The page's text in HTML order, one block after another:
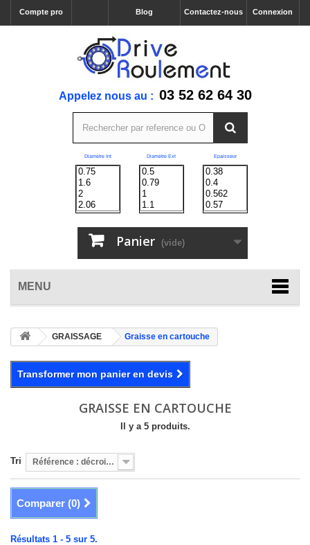
Compte pro Connexion
Contactez-nous
Blog
Appelez nous au : 03 52 62 64 30
Diamètre Int Diamètre Ext Epaisseur
Panier (vide)
MENU
GRAISSAGE Graisse en cartouche
Transformer mon panier en devis
GRAISSE EN CARTOUCHE
Il y a 5 produits.
Tri Référence : décroissante
Comparer (0)
Résultats 1 - 5 sur 5.